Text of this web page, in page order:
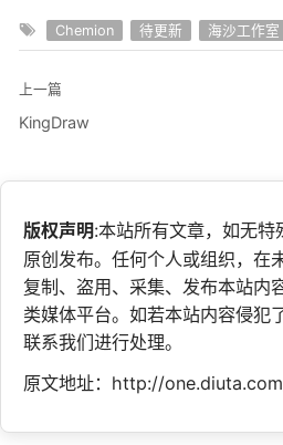
Chemion 待更新 海沙工作室
上一篇
KingDraw
版权声明:本站所有文章，如无
原创发布。任何个人或组织，在
复制、盗用、采集、发布本站内
类媒体平台。如若本站内容侵犯
联系我们进行处理。
原文地址：http://